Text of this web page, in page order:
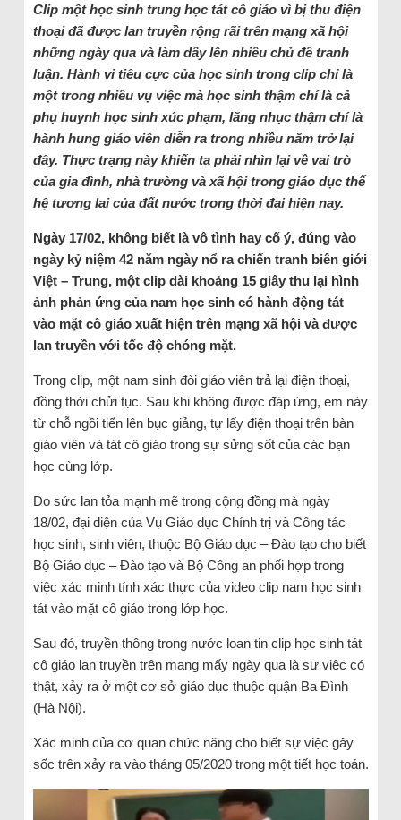
Clip một học sinh trung học tát cô giáo vì bị thu điện
thoại đã được lan truyền rộng rãi trên mạng xã hội
những ngày qua và làm dấy lên nhiều chủ đề tranh
luận. Hành vi tiêu cực của học sinh trong clip chỉ là
một trong nhiều vụ việc mà học sinh thậm chí là cả
phụ huynh học sinh xúc phạm, lăng nhục thậm chí là
hành hung giáo viên diễn ra trong nhiều năm trở lại
đây. Thực trạng này khiến ta phải nhìn lại về vai trò
của gia đình, nhà trường và xã hội trong giáo dục thế
hệ tương lai của đất nước trong thời đại hiện nay.
Ngày 17/02, không biết là vô tình hay cố ý, đúng vào
ngày kỷ niệm 42 năm ngày nổ ra chiến tranh biên giới
Việt – Trung, một clip dài khoảng 15 giây thu lại hình
ảnh phản ứng của nam học sinh có hành động tát
vào mặt cô giáo xuất hiện trên mạng xã hội và được
lan truyền với tốc độ chóng mặt.
Trong clip, một nam sinh đòi giáo viên trả lại điện thoại,
đồng thời chửi tục. Sau khi không được đáp ứng, em này
từ chỗ ngồi tiến lên bục giảng, tự lấy điện thoại trên bàn
giáo viên và tát cô giáo trong sự sửng sốt của các bạn
học cùng lớp.
Do sức lan tỏa mạnh mẽ trong cộng đồng mà ngày
18/02, đại diện của Vụ Giáo dục Chính trị và Công tác
học sinh, sinh viên, thuộc Bộ Giáo dục – Đào tạo cho biết
Bộ Giáo dục – Đào tạo và Bộ Công an phối hợp trong
việc xác minh tính xác thực của video clip nam học sinh
tát vào mặt cô giáo trong lớp học.
Sau đó, truyền thông trong nước loan tin clip học sinh tát
cô giáo lan truyền trên mạng mấy ngày qua là sự việc có
thật, xảy ra ở một cơ sở giáo dục thuộc quận Ba Đình
(Hà Nội).
Xác minh của cơ quan chức năng cho biết sự việc gây
sốc trên xảy ra vào tháng 05/2020 trong một tiết học toán.